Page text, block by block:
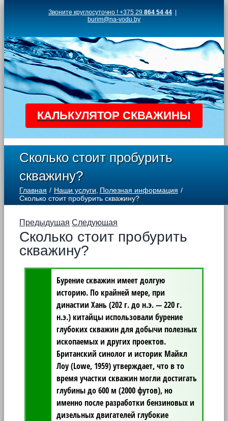
content
Звоните круглосуточно ! +375 29 864 54 44
burim@na-vodu.by
КАЛЬКУЛЯТОР СКВАЖИНЫ
Сколько стоит пробурить
скважину?
Главная Наши услуги Полезная информация
Сколько стоит пробурить скважину?
Предыдущая Следующая
Сколько стоит пробурить
скважину?
Бурение скважин имеет долгую
историю. По крайней мере, при
династии Хань (202 г. до н.э. — 220 г.
н.э.) китайцы использовали бурение
глубоких скважин для добычи полезных
ископаемых и других проектов.
Британский синолог и историк Майкл
Лоу (Lowe, 1959) утверждает, что в то
время участки скважин могли достигать
глубины до 600 м (2000 футов), но
именно после разработки бензиновых и
дизельных двигателей глубокие